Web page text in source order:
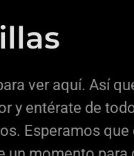
ver aquí. Así
y entérate de
Esperamos